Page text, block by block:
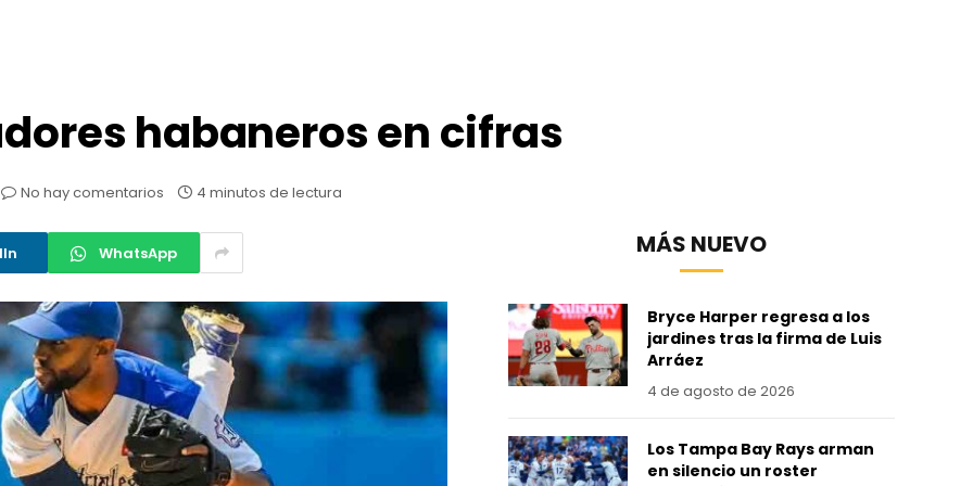
habaneros en cifras
No hay comentarios 4 minutos de lectura
WhatsApp MÁS NUEVO
Bryce Harper regresa a los
jardines tras la firma de Luis
Arráez
4 de agosto de 2026
Los Tampa Bay Rays arman
en silencio un roster